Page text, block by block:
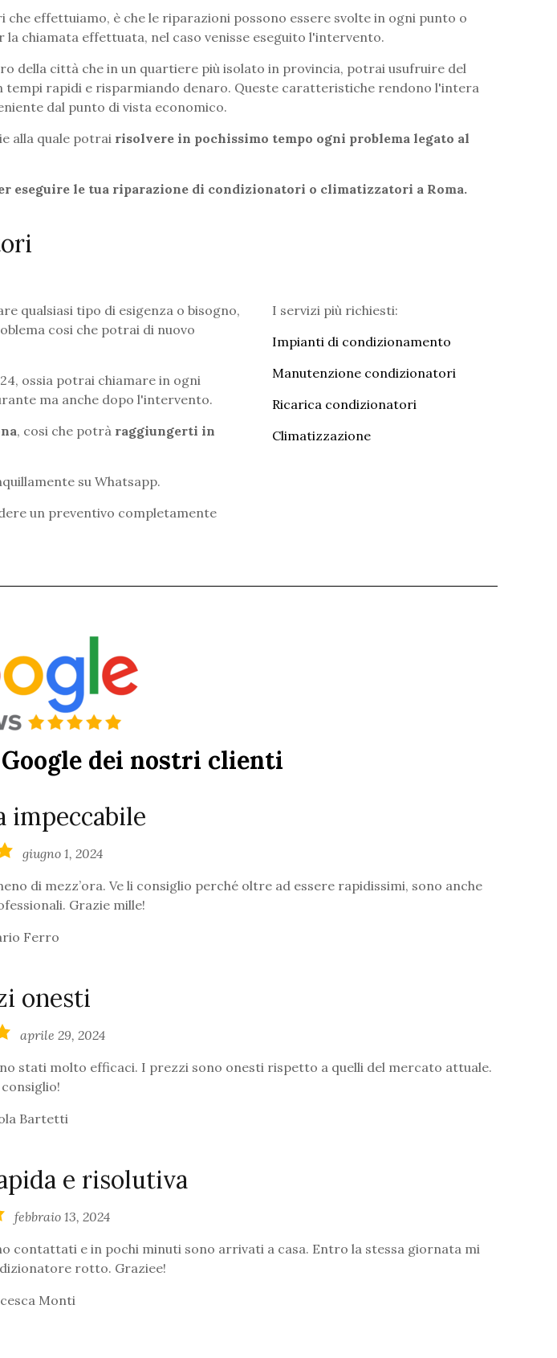
effettuiamo, è che le riparazioni possono essere svolte in ogni punto o
chiamata effettuata, nel caso venisse eseguito l'intervento.
della città che in un quartiere più isolato in provincia, potrai usufruire del
rapidi e risparmiando denaro. Queste caratteristiche rendono l'intera
dal punto di vista economico.
alla quale potrai risolvere in pochissimo tempo ogni problema legato al
eseguire le tua riparazione di condizionatori o climatizzatori a Roma.
qualsiasi tipo di esigenza o bisogno,
cosi che potrai di nuovo
ossia potrai chiamare in ogni
ma anche dopo l'intervento.
, cosi che potrà raggiungerti in
su Whatsapp.
un preventivo completamente
I servizi più richiesti:
Impianti di condizionamento
Manutenzione condizionatori
Ricarica condizionatori
Climatizzazione
dei nostri clienti
impeccabile
giugno 1, 2024
di mezz’ora. Ve li consiglio perché oltre ad essere rapidissimi, sono anche
Grazie mille!
Ferro
onesti
aprile 29, 2024
stati molto efficaci. I prezzi sono onesti rispetto a quelli del mercato attuale.
consiglio!
Bartetti
e risolutiva
febbraio 13, 2024
e in pochi minuti sono arrivati a casa. Entro la stessa giornata mi
rotto. Graziee!
Monti